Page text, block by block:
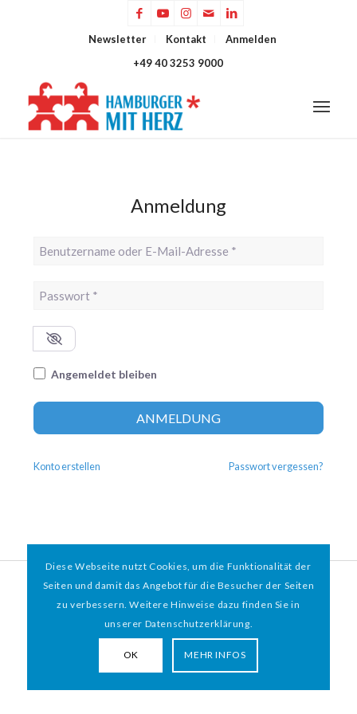
Newsletter Kontakt
Anmelden
+49 40 3253 9000
Anmeldung
Benutzername oder E-Mail-Adresse
Passwort *
Angemeldet bleiben
ANMELDUNG
Konto erstellen Passwort vergessen?
© 2026 HAMBURGER*MIT HERZ e.V. | WEBDESIGN BY WEBIGAMI
Diese Webseite nutzt Cookies, um die Funktionalität der
Seiten und damit das Angebot für die Besucher der Seiten
zu verbessern. Weitere Hinweise dazu finden Sie in
unserer Datenschutzerklärung.
OK MEHR INFOS